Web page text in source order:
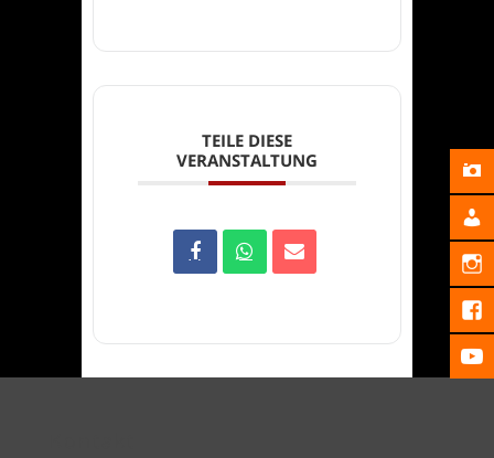
TEILE DIESE
VERANSTALTUNG